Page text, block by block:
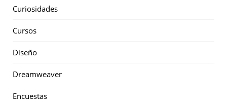
Curiosidades
Cursos
Diseño
Dreamweaver
Encuestas